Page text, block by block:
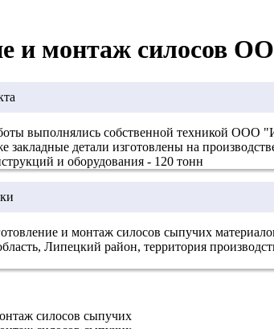
и монтаж силосов
выполнялись собственной техникой ООО
закладные детали изготовлены на
и оборудования - 120 тонн
и монтаж силосов сыпучих
Липецкий район, территория